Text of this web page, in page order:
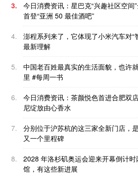
3.
今日消费资讯：星巴克“兴趣社区空间
首登“亚洲 50 最佳酒吧”
4.
澎程系列来了，它体现了小米汽车对“
最新理解
5.
中国老百姓最真实的生活面貌，也许
里 #每周一书
6.
今日消费资讯：茶颜悦色首进合肥双
尼绽放由心香水
7.
分别位于沪苏杭的这三家全新门店，
又一个里程碑
8.
2028 年洛杉矶奥运会迎来开幕倒计
馆，有这些新进展